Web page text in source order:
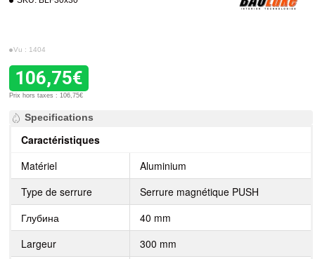
Vu : 1404
106,75€
Prix hors taxes : 106,75€
Specifications
Caractéristiques
Matériel
Aluminium
Type de serrure
Serrure magnétique PUSH
Глубина
40 mm
Largeur
300 mm